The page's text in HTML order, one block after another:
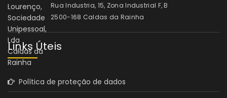
Rua Industria, 15, Zona Industrial F, B
2500-168 Caldas da Rainha
Links Úteis
Política de proteção de dados